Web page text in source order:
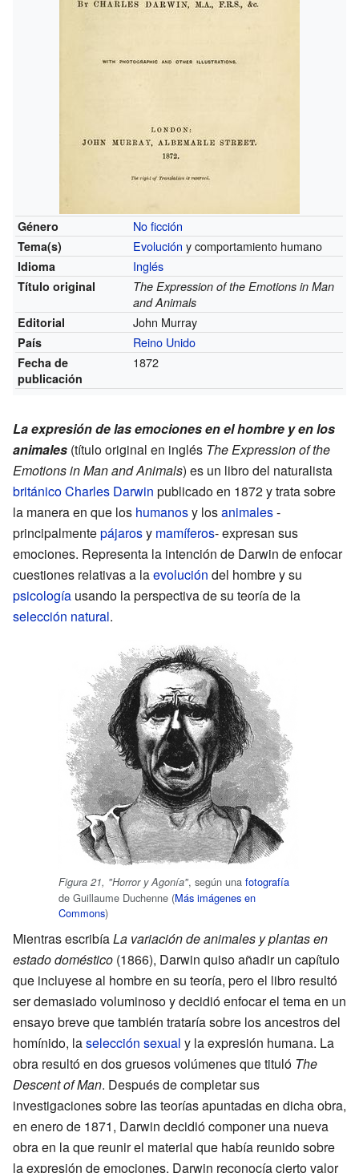
Género No ficción
Tema(s) Evolución y comportamiento humano
Idioma Inglés
Título original
The Expression of the Emotions in Man
and Animals
Editorial
John Murray
País Reino Unido
Fecha de
publicación
1872
La expresión de las emociones en el hombre y en los
animales (título original en inglés The Expression of the
Emotions in Man and Animals) es un libro del naturalista
británicoCharles Darwin publicado en 1872 y trata sobre
la manera en que los humanosy losanimales-
principalmentepájarosy mamíferos- expresan sus
emociones. Representa la intención de Darwin de enfocar
cuestiones relativas a laevolución del hombre y su
psicología usando la perspectiva de su teoría de la
selección natural.
Figura 21, "Horror y Agonía", según una fotografía
de Guillaume Duchenne (Más imágenes en
Commons)
Mientras escribíaLa variación de animales y plantas en
estado doméstico (1866), Darwin quiso añadir un capítulo
que incluyese al hombre en su teoría, pero el libro resultó
ser demasiado voluminoso y decidió enfocar el tema en un
ensayo breve que también trataría sobre los ancestros del
homínido, laselección sexual y la expresión humana. La
obra resultó en dos gruesos volúmenes que tituló The
Descent of Man. Después de completar sus
investigaciones sobre las teorías apuntadas en dicha obra,
en enero de 1871, Darwin decidió componer una nueva
obra en la que reunir el material que había reunido sobre
la expresión de emociones. Darwin reconocía cierto valor